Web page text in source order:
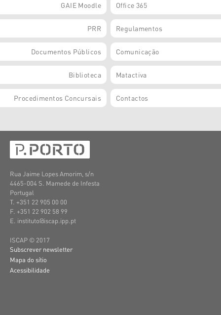
GAIE Moodle Office 365
PRR Regulamentos
Documentos Públicos Comunicação
Biblioteca Matactiva
Procedimentos Concursais Contactos
Rua Jaime Lopes Amorim, s/n
4465-004 S. Mamede de Infesta
Portugal
T. +351 22 905 00 00
F. +351 22 902 58 99
E. instituto@iscap.ipp.pt
ISCAP © 2017
Subscrever newsletter
Mapa do sítio
Acessibilidade